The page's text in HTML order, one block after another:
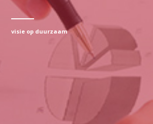
visie op duurzaam